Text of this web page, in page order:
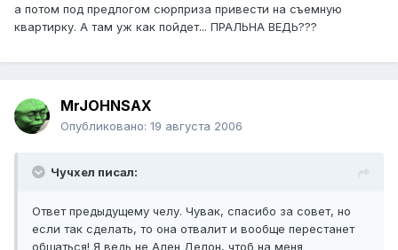
а потом под предлогом сюрприза привести на съемную
квартирку. А там уж как пойдет... ПРАЛЬНА ВЕДЬ???
MrJOHNSAX
Опубликовано: 19 августа 2006
Чучхел писал:
Ответ предыдущему челу. Чувак, спасибо за совет, но
если так сделать, то она отвалит и вообще перестанет
общаться! Я ведь не Ален Делон, чтоб на меня